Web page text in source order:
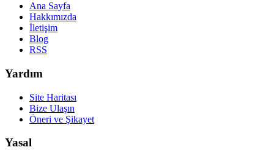
Ana Sayfa
Hakkımızda
İletişim
Blog
RSS
Yardım
Site Haritası
Bize Ulaşın
Öneri ve Şikayet
Yasal